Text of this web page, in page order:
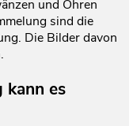
und Ohren
sind die
Die Bilder davon
kann es